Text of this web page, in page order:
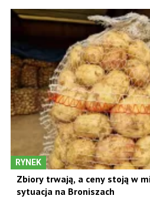
RYNEK
Zbiory trwają, a ceny stoją w
sytuacja na Broniszach